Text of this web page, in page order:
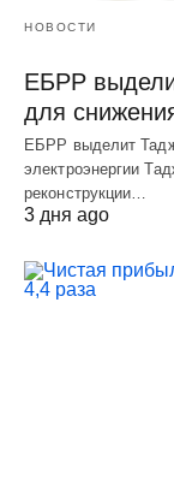
НОВОСТИ
ЕБРР
для
ЕБРР выделит
электроэнергии
реконструкции…
3 дня ago